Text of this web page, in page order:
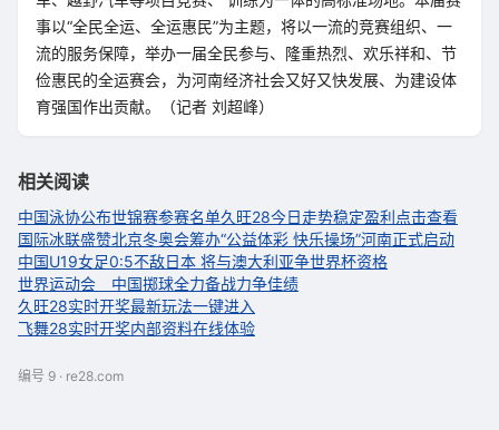
事以“全民全运、全运惠民”为主题，将以一流的竞赛组织、一
流的服务保障，举办一届全民参与、隆重热烈、欢乐祥和、节
俭惠民的全运赛会，为河南经济社会又好又快发展、为建设体
育强国作出贡献。（记者 刘超峰）
相关阅读
中国泳协公布世锦赛参赛名单久旺28今日走势稳定盈利点击查看
国际冰联盛赞北京冬奥会筹办“公益体彩 快乐操场”河南正式启动
中国U19女足0:5不敌日本 将与澳大利亚争世界杯资格
世界运动会 中国掷球全力备战力争佳绩
久旺28实时开奖最新玩法一键进入
飞舞28实时开奖内部资料在线体验
编号 9 · re28.com